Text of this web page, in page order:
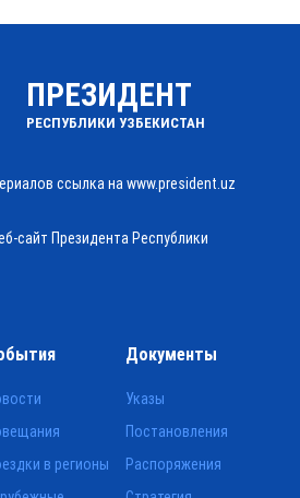
ПРЕЗИДЕНТ
РЕСПУБЛИКИ УЗБЕКИСТАН
ссылка на www.president.uz
сайт Президента Республики
в регионы
Документы
Указы
Постановления
Распоряжения